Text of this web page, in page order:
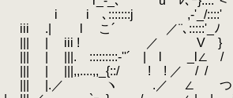
i i ､:::::::j ,-'_/::::' ﾉ ‐
iii .| l こ´ ／¨､:::::'_ﾉ (
||| | iii ! ／ V }
||| | |||.ゝ:::::::::‐''´ | l _l∠ /
||| | |||,,....,,_{::/ ! ! ／ /. / /
||| |.／ ヽ .／ ∠ つ ./､